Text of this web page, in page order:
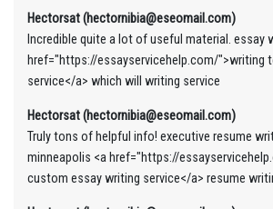
Hectorsat (hectornibia@eseomail.com)
Incredible quite a lot of useful material. essay
href="https://essayservicehelp.com/">writing
service</a> which will writing service
Hectorsat (hectornibia@eseomail.com)
Truly tons of helpful info! executive resume
minneapolis <a href="https://
custom essay writing service</a> resume